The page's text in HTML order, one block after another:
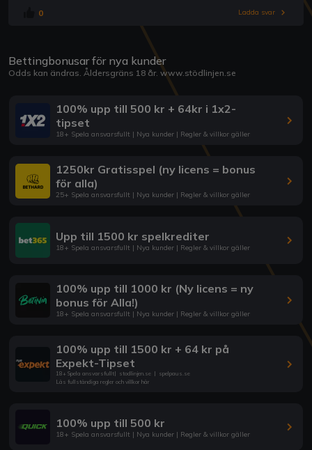
0 Ladda svar
Bettingbonusar för nya kunder
Odds kan ändras. Åldersgräns 18 år. www.stödlinjen.se
100% upp till 500 kr + 64kr i 1x2-
tipset
18+ Spela ansvarsfullt | Nya kunder | Regler & villkor gäller
1250kr Gratisspel (ny licens = bonus
för alla)
25+ Spela ansvarsfullt | Nya kunder | Regler & villkor gäller
Upp till 1500 kr spelkrediter
18+ Spela ansvarsfullt | Nya kunder | Regler & villkor gäller
100% upp till 1000 kr (Ny licens = ny
bonus för Alla!)
18+ Spela ansvarsfullt | Nya kunder | Regler & villkor gäller
100% upp till 1500 kr + 64 kr på
Expekt-Tipset
18+ Spela ansvarsfullt| stodlinjen.se | spelpaus.se
Läs fullständiga regler och villkor här
100% upp till 500 kr
18+ Spela ansvarsfullt | Nya kunder | Regler & villkor gäller